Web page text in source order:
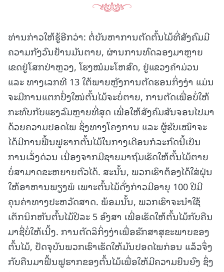
ທ່ານກ່າວໃຫ້ຮູ້ອີກວ່າ: ຕໍ່ບັນຫາການຕັດຕົ້ນໄມ້ທີ່ສັງຄົມມີ
ຄວາມກັງວົນຢ້ານມັນຕາຍ, ຜ່ານການທົດລອງມາຫຼາຍ
ເຂດຢູ່ໂສກປ່າຫຼວງ, ໂຮງໝໍມະໂຫສົດ, ຢູ່ແຂວງຄຳມ່ວນ
ແລະ ທາງເລກທີ 13 ໃຕ້ພາຍຫຼັງການຕັດຮອນກິ່ງງ່າ ແມ່ນ
ຈະມີການແຕກປົ່ງໃໝ່ຕົ້ນໄມ້ຈະບໍ່ຕາຍ, ການຕັດເພື່ອບໍ່ໃຫ້
ກະທົບກັບແຮງລົມຫຼາຍທີ່ສຸດ ເພື່ອໃຫ້ສັງຄົມສັນຈອນໄປມາ
ດ້ວຍຄວາມປອດໄພ ຊຶ່ງທາງໂຄງການ ແລະ ຜູ້ຮັບເໝົາຈະ
ໄດ້ມີການຟື້ນຟູຮາກຕົ້ນໄມ້ໃນກາງເດືອນກໍລະກົດນີ້ເປັນ
ການເລັ່ງດ່ວນ ເນື່ອງຈາກມີຊາຍມາຖົມເຮັດໃຫ້ຕົ້ນໄມ້ຕາຍ
ບໍ່ສາມາດຂະຫຍາຍຕົວໄດ້. ສະນັ້ນ, ພວກເຮົາຕ້ອງໄດ້ໃສ່ຝຸ່ນ
ໃຫ້ອາຫານພຽງພໍ ເພາະຕົ້ນໄມ້ດັ່ງກ່າວມີອາຍຸ 100 ປີມີ
ຄຸນຄ່າທາງປະຫວັດສາດ. ພ້ອມນັ້ນ, ພວກເຮົາຈະນໍາໃຊ້
ເຕັກນິກຫັນຕົ້ນໄມ້ປີລະ 5 ອົງສາ ເພື່ອເຮັດໃຫ້ຕົ້ນໄມ້ກັບຄືນ
ມາຊື່ບໍ່ໃຫ້ເນີ້ງ. ການຕັດລິກິ່ງງ່າເພື່ອຮັກສາສຸຂະພາບຂອງ
ຕົ້ນໄມ້, ປັດຈຸບັນພວກເຮົາເຮັດໃຫ້ມັນປອດໄພກ່ອນ ແລ້ວຈຶ່ງ
ກັບຄືນມາຟື້ນຟູຮາກຂອງຕົ້ນໄມ້ເພື່ອໃຫ້ມີຄວາມຍືນຍົງ ຊຶ່ງ